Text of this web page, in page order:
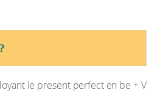
le present perfect en be + V